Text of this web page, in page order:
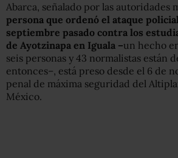
Abarca, señalado por las autoridades
persona que ordenó el ataque
septiembre pasado contra los
de Ayotzinapa en Iguala –un hecho
seis personas y 43 normalistas están
entonces–, está preso desde el 6 de
penal de máxima seguridad del
México.